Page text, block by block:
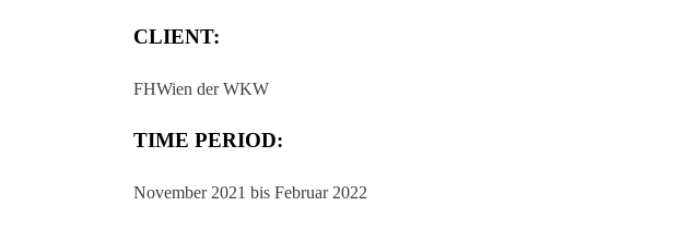
CLIENT:
FHWien der WKW
TIME PERIOD:
November 2021 bis Februar 2022